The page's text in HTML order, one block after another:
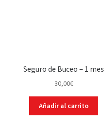
Seguro de Buceo – 1 mes
30,00€
Añadir al carrito